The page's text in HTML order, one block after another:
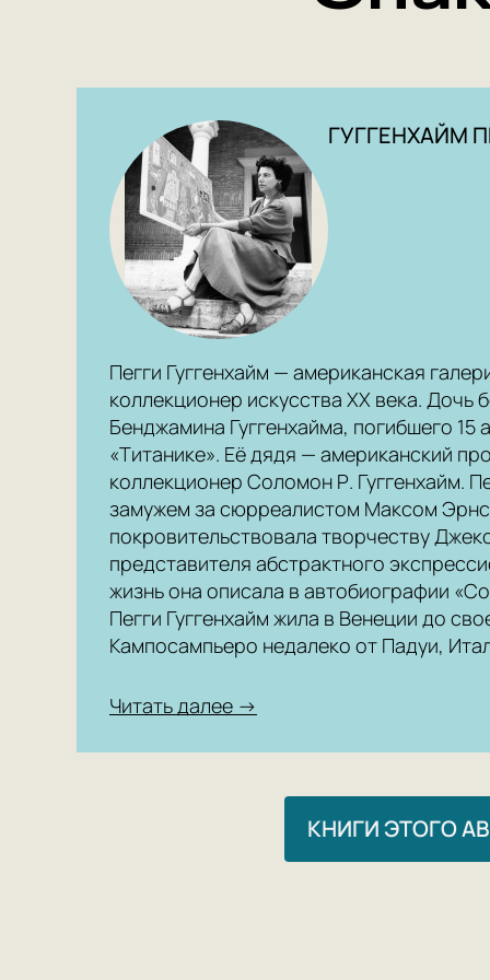
ГУГГЕНХАЙМ
Пегги Гуггенхайм — американская
коллекционер искусства XX века. Дочь
Бенджамина Гуггенхайма, погибшего 15
«Титанике». Её дядя — американский
коллекционер Соломон Р. Гуггенхайм.
замужем за сюрреалистом Максом
покровительствовала творчеству
представителя абстрактного
жизнь она описала в автобиографии
Пегги Гуггенхайм жила в Венеции до
Кампосампьеро недалеко от Падуи,
Читать далее →
КНИГИ ЭТОГО